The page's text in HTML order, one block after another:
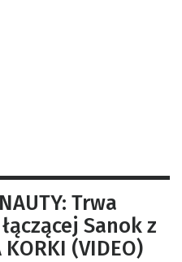
Trwa
Sanok z
(VIDEO)